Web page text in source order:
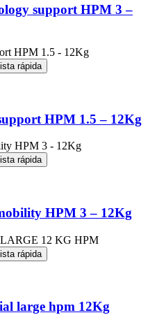
support HPM 3 –
rápida
HPM 1.5 – 12Kg
rápida
HPM 3 – 12Kg
rápida
large hpm 12Kg